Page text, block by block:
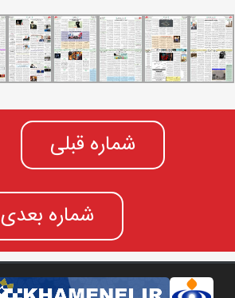
شماره قبلی
شماره بعدی